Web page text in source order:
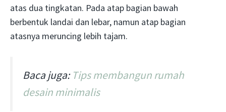
atas dua tingkatan. Pada atap bagian bawah
berbentuk landai dan lebar, namun atap bagian
atasnya meruncing lebih tajam.
Baca juga: Tips membangun rumah
desain minimalis